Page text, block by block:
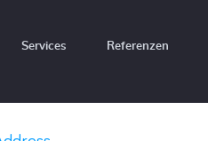
Services Referenzen